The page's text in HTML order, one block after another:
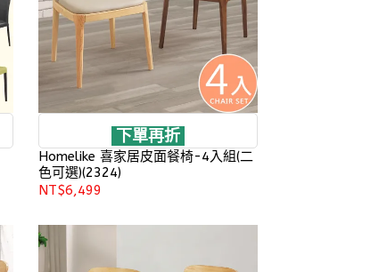
下單再折
Homelike 喜家居皮面餐椅-4入組(二
色可選)(2324)
NT$6,499